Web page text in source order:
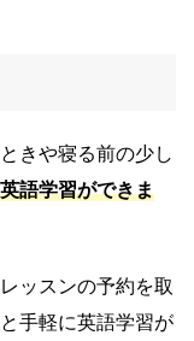
きや寝る前の少し
語学習ができま
ッスンの予約を取
手軽に英語学習が